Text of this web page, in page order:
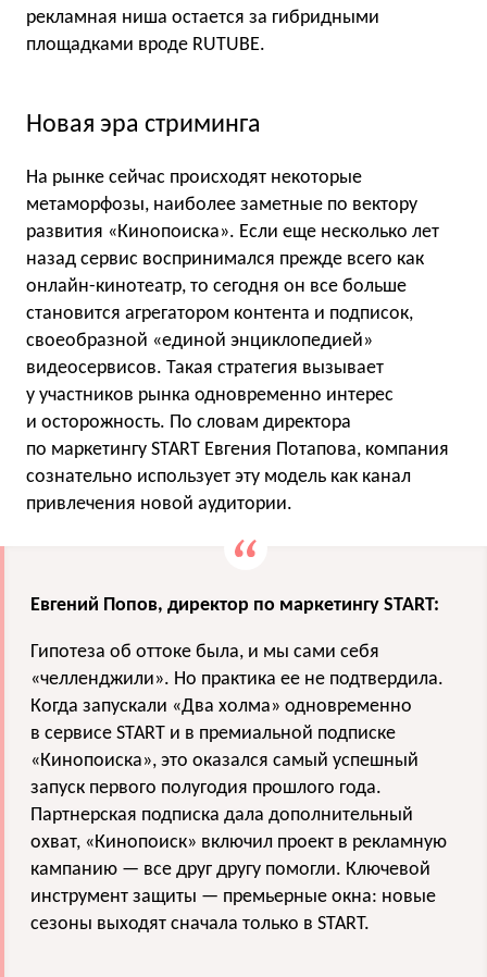
рекламная ниша остается за гибридными
площадками вроде RUTUBE.
Новая эра стриминга
На рынке сейчас происходят некоторые
метаморфозы, наиболее заметные по вектору
развития «Кинопоиска». Если еще несколько лет
назад сервис воспринимался прежде всего как
онлайн-кинотеатр, то сегодня он все больше
становится агрегатором контента и подписок,
своеобразной «единой энциклопедией»
видеосервисов. Такая стратегия вызывает
у участников рынка одновременно интерес
и осторожность. По словам директора
по маркетингу START Евгения Потапова, компания
сознательно использует эту модель как канал
привлечения новой аудитории.
Евгений Попов, директор по маркетингу START:
Гипотеза об оттоке была, и мы сами себя
«челленджили». Но практика ее не подтвердила.
Когда запускали «Два холма» одновременно
в сервисе START и в премиальной подписке
«Кинопоиска», это оказался самый успешный
запуск первого полугодия прошлого года.
Партнерская подписка дала дополнительный
охват, «Кинопоиск» включил проект в рекламную
кампанию — все друг другу помогли. Ключевой
инструмент защиты — премьерные окна: новые
сезоны выходят сначала только в START.